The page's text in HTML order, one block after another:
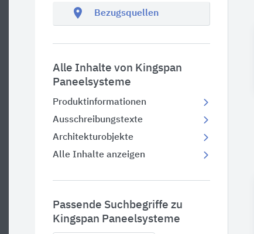
location_on Bezugsquellen
Alle Inhalte von Kingspan
Paneelsysteme
Produktinformationen
Ausschreibungstexte
Architekturobjekte
Alle Inhalte anzeigen
Passende Suchbegriffe zu
Kingspan Paneelsysteme